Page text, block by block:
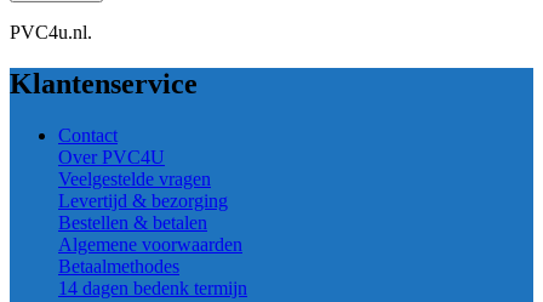
PVC4u.nl.
Klantenservice
Contact
Over PVC4U
Veelgestelde vragen
Levertijd & bezorging
Bestellen & betalen
Algemene voorwaarden
Betaalmethodes
14 dagen bedenk termijn